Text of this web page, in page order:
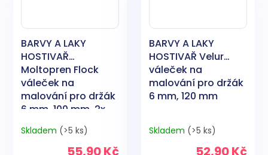
BARVY A LAKY
HOSTIVAŘ
Moltopren Flock
váleček na
malování pro držák
6 mm, 100 mm, 2x
kulacený
Skladem (>5 ks)
55,90 Kč
BARVY A LAKY
HOSTIVAŘ Velur
váleček na
malování pro držák
6 mm, 120 mm
Skladem (>5 ks)
52,90 Kč